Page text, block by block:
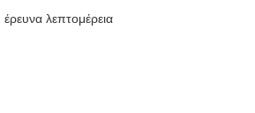
έρευνα λεπτομέρεια